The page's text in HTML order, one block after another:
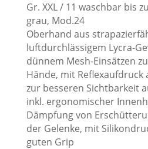
Gr. XXL / 11 waschbar bis
grau, Mod.24
Oberhand aus
luftdurchlässigem Lycra-
dünnem Mesh-Einsätzen
Hände, mit Reflexaufdruck
zur besseren Sichtbarkeit
inkl. ergonomischer
Dämpfung von
der Gelenke, mit
guten Grip